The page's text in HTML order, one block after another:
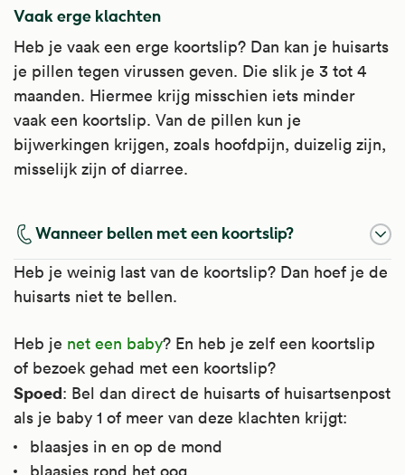
Vaak erge klachten
Heb je vaak een erge koortslip? Dan kan je huisarts
je pillen tegen virussen geven. Die slik je 3 tot 4
maanden. Hiermee krijg misschien iets minder
vaak een koortslip. Van de pillen kun je
bijwerkingen krijgen, zoals hoofdpijn, duizelig zijn,
misselijk zijn of diarree.
Wanneer bellen met een koortslip?
Heb je weinig last van de koortslip? Dan hoef je de
huisarts niet te bellen.
Heb je net een baby? En heb je zelf een koortslip
of bezoek gehad met een koortslip?
Spoed: Bel dan direct de huisarts of huisartsenpost
als je baby 1 of meer van deze klachten krijgt:
blaasjes in en op de mond
blaasjes rond het oog